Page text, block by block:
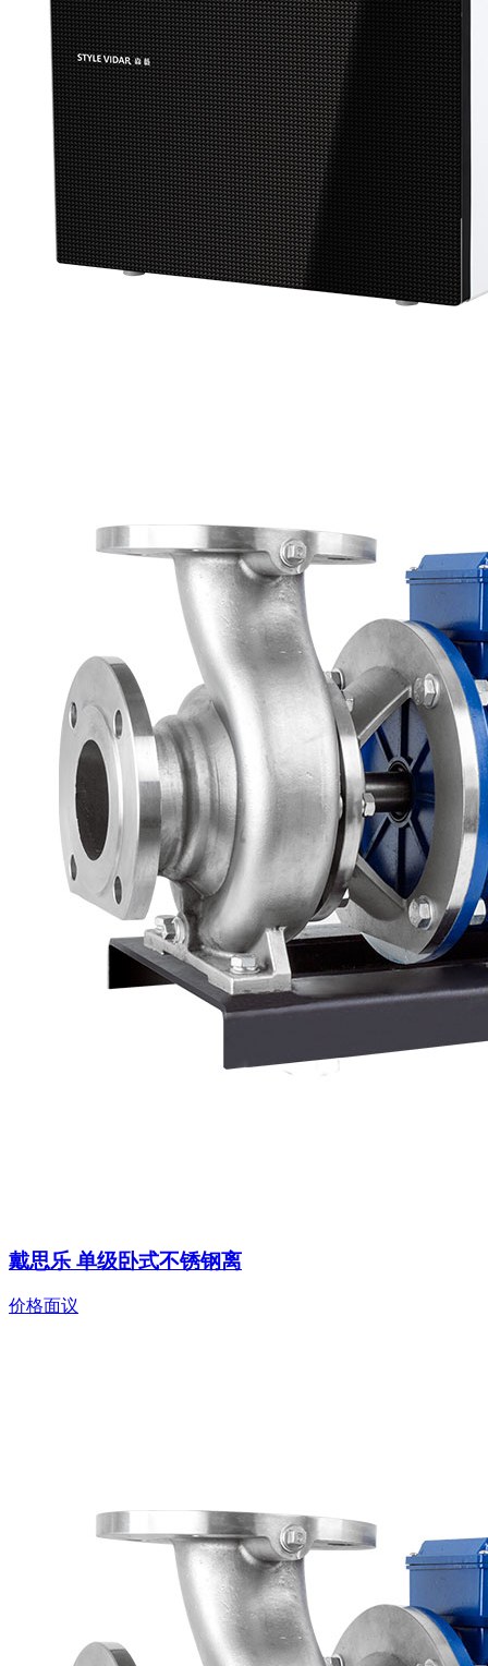
戴思乐 单级卧式不锈钢离
价格面议